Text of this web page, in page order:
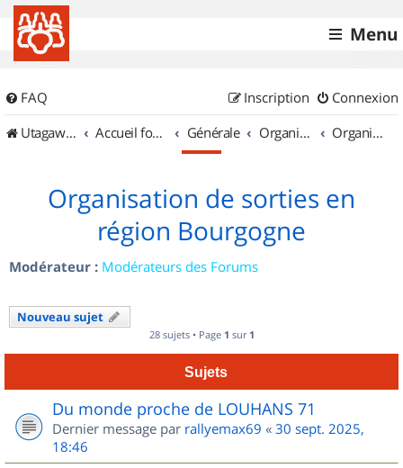
Menu
FAQ Connexion
Inscription
UtagawaVTT (Randos VTT et VTTAE avec traces GPS)
Accueil forum Générale Organisation de sorties & Recherche de partenaires Organisation de sorties en région Bourgogne
Organisation de sorties en
région Bourgogne
Modérateur : Modérateurs des Forums
Nouveau sujet
28 sujets • Page 1 sur 1
Sujets
Du monde proche de LOUHANS 71
Dernier message par rallyemax69 « 30 sept. 2025,
18:46